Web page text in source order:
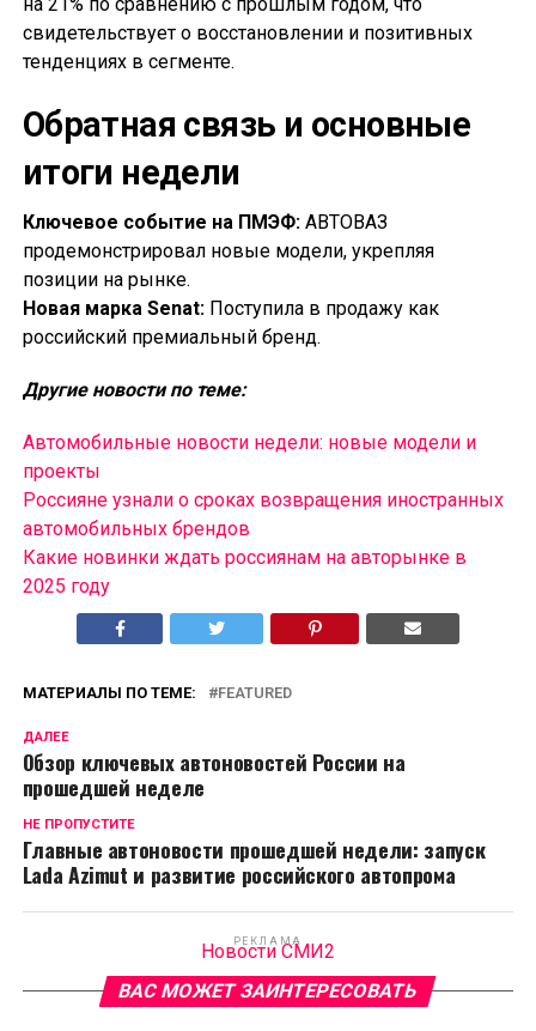
на 21% по сравнению с прошлым годом, что
свидетельствует о восстановлении и позитивных
тенденциях в сегменте.
Обратная связь и основные
итоги недели
Ключевое событие на ПМЭФ:АВТОВАЗ
продемонстрировал новые модели, укрепляя
позиции на рынке.
Новая марка Senat:Поступила в продажу как
российский премиальный бренд.
Другие новости по теме:
Автомобильные новости недели: новые модели и
проекты
Россияне узнали о сроках возвращения иностранных
автомобильных брендов
Какие новинки ждать россиянам на авторынке в
2025 году
МАТЕРИАЛЫ ПО ТЕМЕ: FEATURED
ДАЛЕЕ
Обзор ключевых автоновостей России на
прошедшей неделе
НЕ ПРОПУСТИТЕ
Главные автоновости прошедшей недели: запуск
Lada Azimut и развитие российского автопрома
РЕКЛАМА
Новости СМИ2
ВАС МОЖЕТ ЗАИНТЕРЕСОВАТЬ